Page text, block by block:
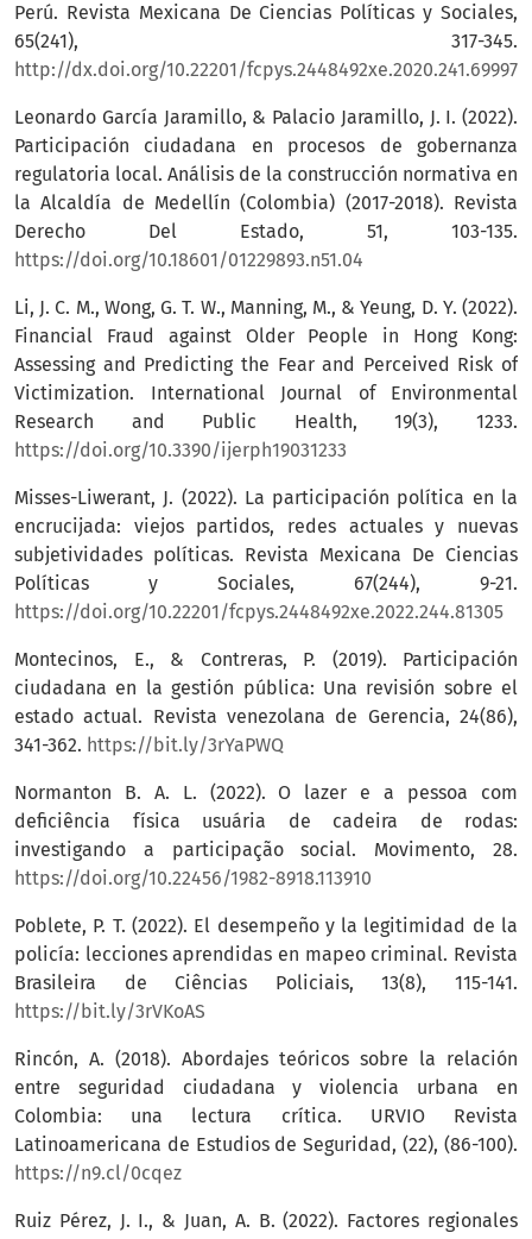
Perú. Revista Mexicana De Ciencias Políticas y Sociales,
65(241), 317-345.
http://dx.doi.org/10.22201/fcpys.2448492xe.2020.241.69997
Leonardo García Jaramillo, & Palacio Jaramillo, J. I. (2022).
Participación ciudadana en procesos de gobernanza
regulatoria local. Análisis de la construcción normativa en
la Alcaldía de Medellín (Colombia) (2017-2018). Revista
Derecho Del Estado, 51, 103-135.
https://doi.org/10.18601/01229893.n51.04
Li, J. C. M., Wong, G. T. W., Manning, M., & Yeung, D. Y. (2022).
Financial Fraud against Older People in Hong Kong:
Assessing and Predicting the Fear and Perceived Risk of
Victimization. International Journal of Environmental
Research and Public Health, 19(3), 1233.
https://doi.org/10.3390/ijerph19031233
Misses-Liwerant, J. (2022). La participación política en la
encrucijada: viejos partidos, redes actuales y nuevas
subjetividades políticas. Revista Mexicana De Ciencias
Políticas y Sociales, 67(244), 9-21.
https://doi.org/10.22201/fcpys.2448492xe.2022.244.81305
Montecinos, E., & Contreras, P. (2019). Participación
ciudadana en la gestión pública: Una revisión sobre el
estado actual. Revista venezolana de Gerencia, 24(86),
341-362. https://bit.ly/3rYaPWQ
Normanton B. A. L. (2022). O lazer e a pessoa com
deficiência física usuária de cadeira de rodas:
investigando a participação social. Movimento, 28.
https://doi.org/10.22456/1982-8918.113910
Poblete, P. T. (2022). El desempeño y la legitimidad de la
policía: lecciones aprendidas en mapeo criminal. Revista
Brasileira de Ciências Policiais, 13(8), 115-141.
https://bit.ly/3rVKoAS
Rincón, A. (2018). Abordajes teóricos sobre la relación
entre seguridad ciudadana y violencia urbana en
Colombia: una lectura crítica. URVIO Revista
Latinoamericana de Estudios de Seguridad, (22), (86-100).
https://n9.cl/0cqez
Ruiz Pérez, J. I., & Juan, A. B. (2022). Factores regionales